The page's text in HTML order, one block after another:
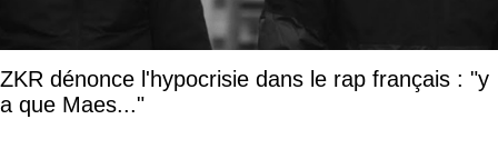
ZKR dénonce l'hypocrisie dans le rap français : "y
a que Maes..."